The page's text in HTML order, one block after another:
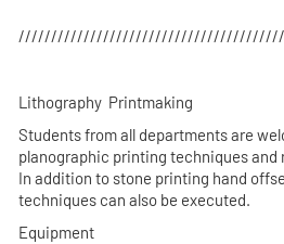
Lithography Printmaking
Students from all departments are
planographic printing techniques
In addition to stone printing hand
techniques can also be executed.
Equipment